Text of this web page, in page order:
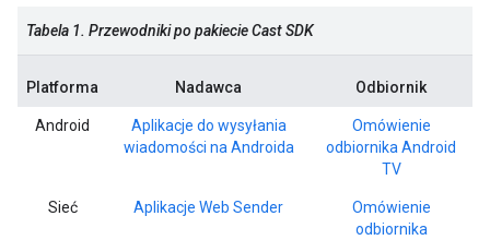
Tabela 1. Przewodniki po pakiecie Cast SDK
Platforma Nadawca Odbiornik
Android
Aplikacje do wysyłania
wiadomości na Androida
Omówienie
odbiornika Android
TV
Sieć Aplikacje Web Sender
Omówienie
odbiornika